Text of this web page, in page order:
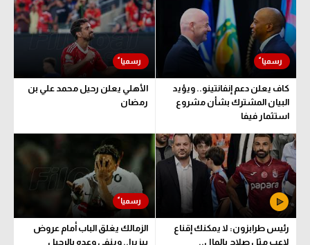
كاف يعلن دعم إنفانتينو.. ويؤيد
البيان المشترك بشأن مشروع
استثمار فيفا
الأهلي يعلن رحيل محمد علي بن
رمضان
رئيس طرابزون: لا يمكنك إقناع
لاعب مثل صلاح بالمال..
الزمالك يغلق الباب أمام عروض
بيزيرا.. وينفي وعده بالرحيل